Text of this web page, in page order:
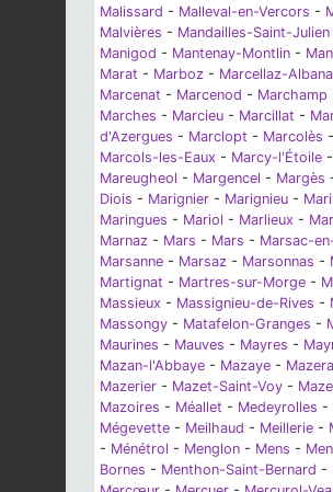
Malissard - Malleval-en-Vercors -
Malvières - Mandailles-Saint-Julien
Manigod - Mantenay-Montlin -
Marat - Marboz - Marcellaz-
Marcenat - Marcenod - Marchamp
Marches - Marcieu - Marcillat -
d'Azergues - Marclopt - Marcolès -
Marcols-les-Eaux - Marcy-l'Étoile -
Mareugheol - Margencel - Margès
Diois - Marignier - Marignieu -
Maringues - Mariol - Marlieux -
Marnaz - Mars - Mars - Marsac-
Marsanne - Marsaz - Marsonnas -
Martignat - Martres-sur-Morge -
Massieux - Massignieu-de-Rives -
Massongy - Matafelon-Granges -
Maurines - Mauves - Mayres -
Mazan-l'Abbaye - Mazaye -
Mazerier - Mazet-Saint-Voy -
Mazoires - Méallet - Medeyrolles -
Mégevette - Meilhaud - Meillerie -
- Ménétrol - Menglon - Mens -
Bornes - Menthon-Saint-Bernard -